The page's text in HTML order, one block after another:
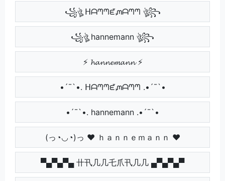
꧁ঔৣ ᕼᗩᘉᘉᘿᘻᗩᘉᘉ ঔৣ꧂
꧁ঔৣ hannemann ঔৣ꧂
⚡ 𝓱𝓪𝓷𝓷𝓮𝓶𝓪𝓷𝓷 ⚡
•´¯`•. ᕼᗩᘉᘉᘿᘻᗩᘉᘉ .•´¯`•
•´¯`•. hannemann .•´¯`•
(っ◔◡◔)っ ♥ ｈａｎｎｅｍａｎｎ ♥
▀▄▀▄▀▄ 卄卂几几乇爪卂几几 ▄▀▄▀▄▀